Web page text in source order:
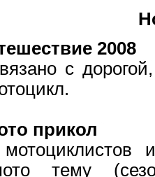
2008
с
прикол
тему